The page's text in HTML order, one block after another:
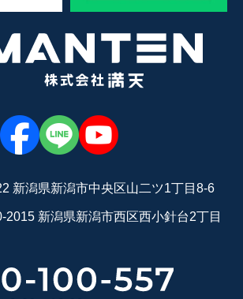
新潟県新潟市中央区山二ツ1丁目8-6
新潟県新潟市西区西小針台2丁目